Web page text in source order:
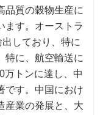
品質の穀物生産に
ます。オーストラ
しており、特に
特に、航空輸送に
万トンに達し、中
です。中国におけ
産業の発展と、大